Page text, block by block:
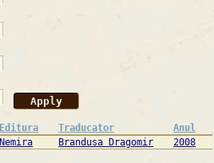
Editura Traducator
Anul
Nemira Brandusa Dragomir 2008